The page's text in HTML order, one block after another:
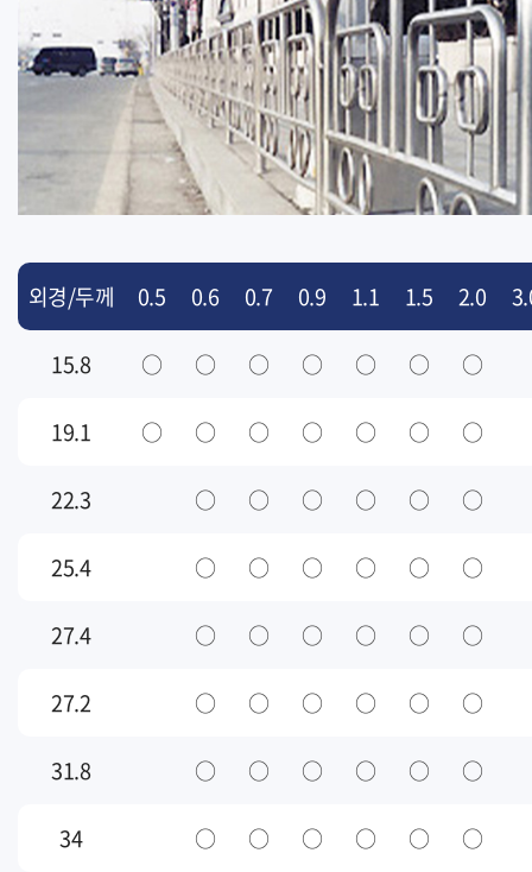
외경/두께 0.5 0.6 0.7 0.9 1.1 1.5 2.0
15.8 ○ ○ ○ ○ ○ ○ ○
19.1 ○ ○ ○ ○ ○ ○ ○
22.3 ○ ○ ○ ○ ○ ○
25.4 ○ ○ ○ ○ ○ ○
27.4 ○ ○ ○ ○ ○ ○
27.2 ○ ○ ○ ○ ○ ○
31.8 ○ ○ ○ ○ ○ ○
34 ○ ○ ○ ○ ○ ○